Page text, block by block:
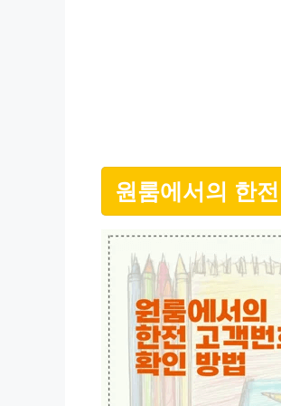
원룸에서의 한